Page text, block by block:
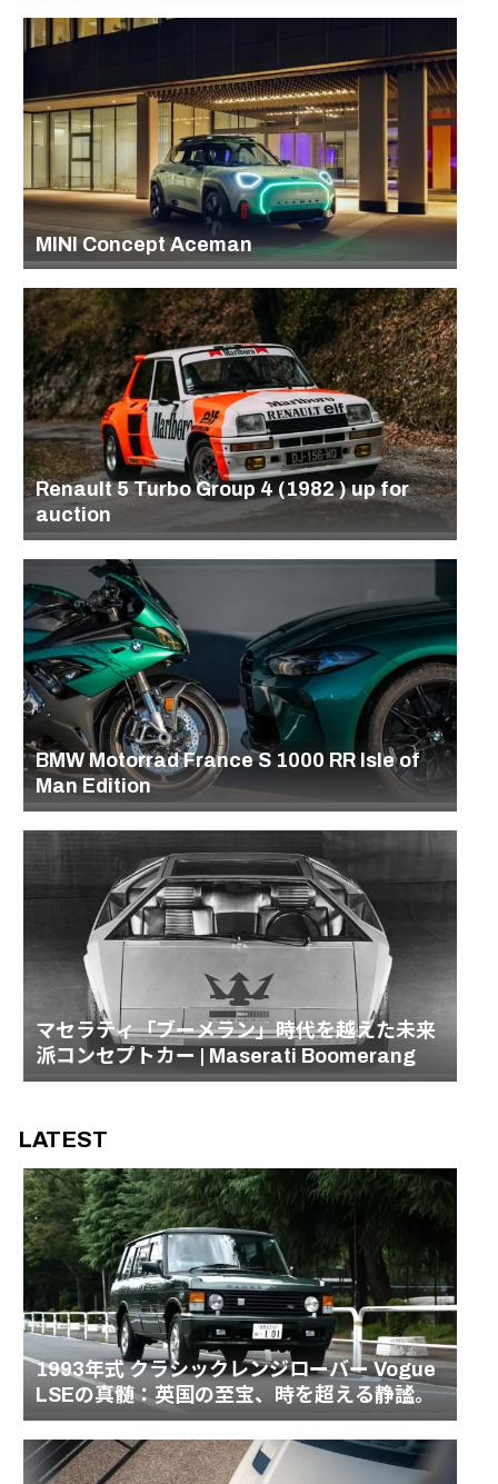
MINI Concept Aceman
Renault 5 Turbo Group 4 (1982 ) up for
auction
BMW Motorrad France S 1000 RR Isle of
Man Edition
マセラティ「ブーメラン」時代を越えた未来
派コンセプトカー | Maserati Boomerang
LATEST
1993年式 クラシックレンジローバー Vogue
LSEの真髄：英国の至宝、時を超える静謐。